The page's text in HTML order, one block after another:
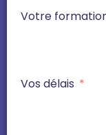
Votre
Vos délais